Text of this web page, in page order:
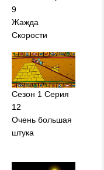
9
Жажда
Скорости
Сезон 1 Серия
12
Очень большая
штука